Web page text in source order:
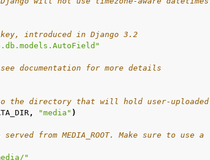
introduced in Django 3.2
documentation for more details
the directory that will hold user-
, "media" )
from MEDIA_ROOT. Make sure to use a
"